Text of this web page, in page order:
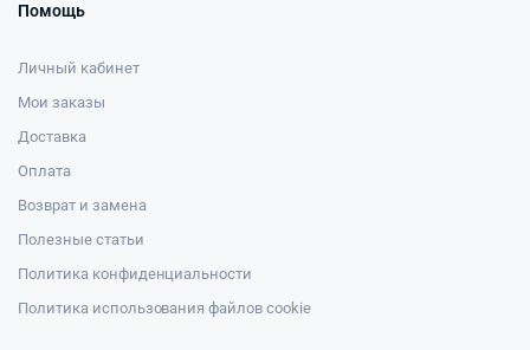
Помощь
Личный кабинет
Мои заказы
Доставка
Оплата
Возврат и замена
Полезные статьи
Политика конфиденциальности
Политика использования файлов cookie